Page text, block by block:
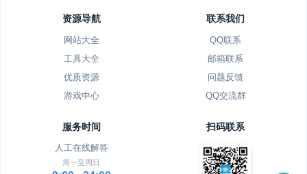
资源导航
网站大全
工具大全
优质资源
游戏中心
联系我们
QQ联系
邮箱联系
问题反馈
QQ交流群
服务时间
人工在线解答
周一至周日
扫码联系